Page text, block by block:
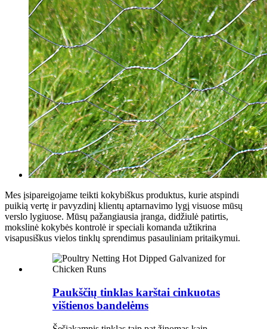
Mes įsipareigojame teikti kokybiškus produktus, kurie atspindi
puikią vertę ir pavyzdinį klientų aptarnavimo lygį visuose mūsų
verslo lygiuose. Mūsų pažangiausia įranga, didžiulė patirtis,
mokslinė kokybės kontrolė ir speciali komanda užtikrina
visapusiškus vielos tinklų sprendimus pasauliniam pritaikymui.
Paukščių tinklas karštai cinkuotas
vištienos bandelėms